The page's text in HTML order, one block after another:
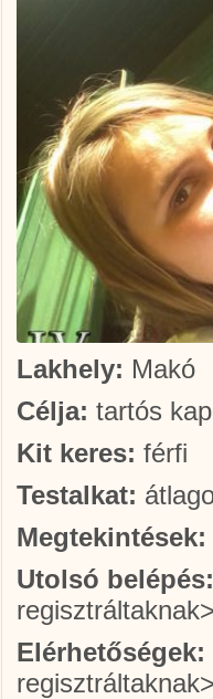
Lakhely: Makó
Célja: tartós
Kit keres: férfi
Testalkat:
Megtekintések:
Utolsó belépés:
regisztráltaknak>
Elérhetőségek:
regisztráltaknak>